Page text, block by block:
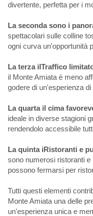
divertente, perfetta per i
La seconda sono i
spettacolari sulle colline
ogni curva un'opportunità
La terza ilTraffico
il Monte Amiata è meno
godere di un'esperienza
La quarta il cima
ideale in diverse stagioni
rendendolo accessibile
La quinta iRistoranti e
sono numerosi ristoranti
possono fermarsi per
Tutti questi elementi
Monte Amiata una delle
un'esperienza unica e